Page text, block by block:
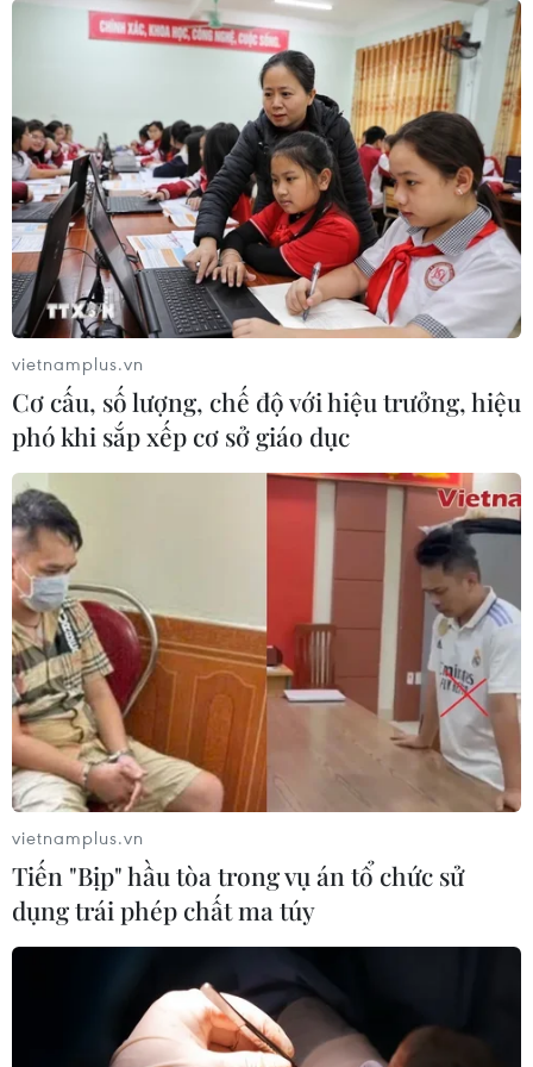
TIN CÙNG CHUYÊN MỤC
vietnamplus.vn
Cơ cấu, số lượng, chế độ với hiệu trưởng, hiệu
phó khi sắp xếp cơ sở giáo dục
vietnamplus.vn
Tiến "Bịp" hầu tòa trong vụ án tổ chức sử
dụng trái phép chất ma túy